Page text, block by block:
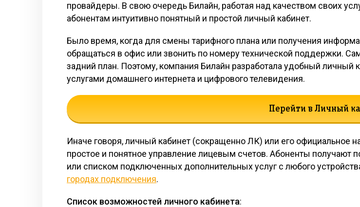
провайдеры. В свою очередь Билайн, работая над качеством своих
абонентам интуитивно понятный и простой личный кабинет.
Было время, когда для смены тарифного плана или получения
обращаться в офис или звонить по номеру технической поддержки.
задний план. Поэтому, компания Билайн разработала удобный личный
услугами домашнего интернета и цифрового телевидения.
Перейти в Личный
Иначе говоря, личный кабинет (сокращенно ЛК) или его официальное
простое и понятное управление лицевым счетов. Абоненты
или списком подключенных дополнительных услуг с любого
городах подключения.
Список возможностей личного кабинета: